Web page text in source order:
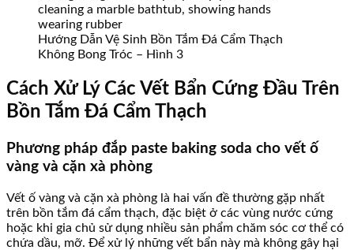
Hướng Dẫn Vệ Sinh Bồn Tắm Đá Cẩm Thạch
Không Bong Tróc – Hình 3
Cách Xử Lý Các Vết Bẩn Cứng Đầu Trên
Bồn Tắm Đá Cẩm Thạch
Phương pháp đắp paste baking soda cho vết ố
vàng và cặn xà phòng
Vết ố vàng và cặn xà phòng là hai vấn đề thường gặp nhất
trên bồn tắm đá cẩm thạch, đặc biệt ở các vùng nước cứng
hoặc khi gia chủ sử dụng nhiều sản phẩm chăm sóc cơ thể có
chứa dầu, mỡ. Để xử lý những vết bẩn này mà không gây hại